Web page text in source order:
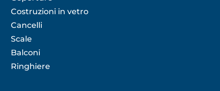
Costruzioni in vetro
Cancelli
Scale
Balconi
Ringhiere